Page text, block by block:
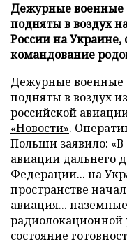
Дежурные
подняты в воздух
России на Украине,
командование
Дежурные
подняты в воздух
российской
«Новости».
Польши заявило: «В
авиации дальнего
Федерации... на
пространстве
авиация...
радиолокационной
состояние